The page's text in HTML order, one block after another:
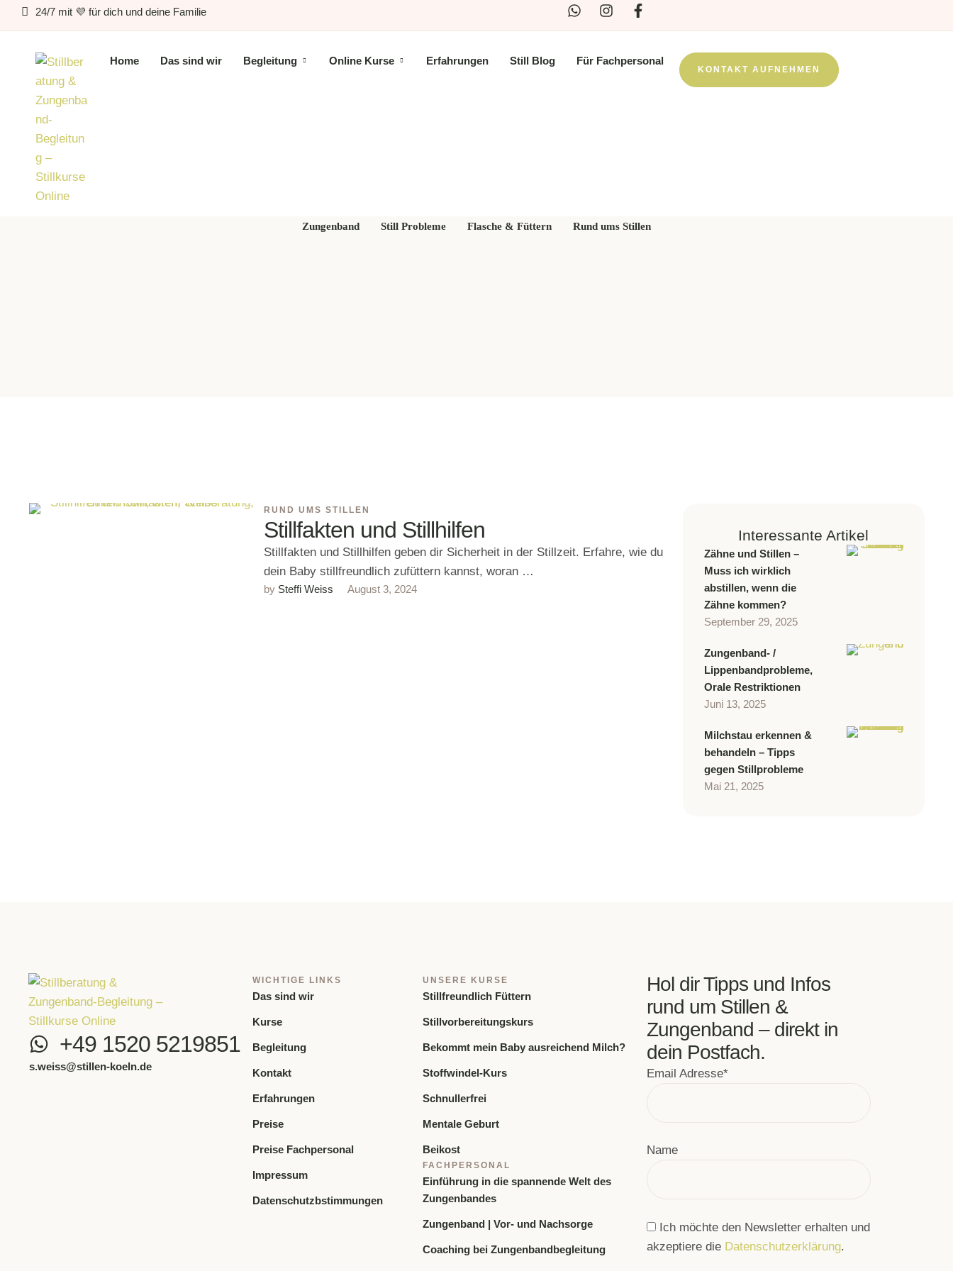
24/7 mit 💜 für dich und deine Familie
Home Das sind wir Begleitung Online Kurse Erfahrungen Still Blog Für Fachpersonal
KONTAKT AUFNEHMEN
Zungenband Still Probleme Flasche & Füttern Rund ums Stillen
RUND UMS STILLEN
Stillfakten und Stillhilfen
Stillfakten und Stillhilfen geben dir Sicherheit in der Stillzeit. Erfahre, wie du
dein Baby stillfreundlich zufüttern kannst, woran …
by Steffi Weiss August 3, 2024
Interessante Artikel
Zähne und Stillen –
Muss ich wirklich
abstillen, wenn die
Zähne kommen?
September 29, 2025
Zungenband- /
Lippenbandprobleme,
Orale Restriktionen
Juni 13, 2025
Milchstau erkennen &
behandeln – Tipps
gegen Stillprobleme
Mai 21, 2025
+49 1520 5219851
s.weiss@stillen-koeln.de
WICHTIGE LINKS
Das sind wir
Kurse
Begleitung
Kontakt
Erfahrungen
Preise
Preise Fachpersonal
Impressum
Datenschutzbstimmungen
UNSERE KURSE
Stillfreundlich Füttern
Stillvorbereitungskurs
Bekommt mein Baby ausreichend Milch?
Stoffwindel-Kurs
Schnullerfrei
Mentale Geburt
Beikost
FACHPERSONAL
Einführung in die spannende Welt des
Zungenbandes
Zungenband | Vor- und Nachsorge
Coaching bei Zungenbandbegleitung
Hol dir Tipps und Infos
rund um Stillen &
Zungenband – direkt in
dein Postfach.
Email Adresse*
Name
Ich möchte den Newsletter erhalten und
akzeptiere die Datenschutzerklärung.